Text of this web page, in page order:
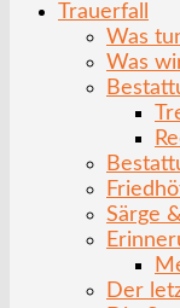
Trauerfall
Was
Was
Särge
Der